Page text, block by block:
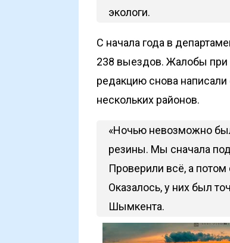
экологи.
С начала года в
238 выездов. Жалобы при
редакцию снова
нескольких районов.
«Ночью невозможно
резины. Мы сначала
Проверили всё, а
Оказалось, у них был
Шымкента.